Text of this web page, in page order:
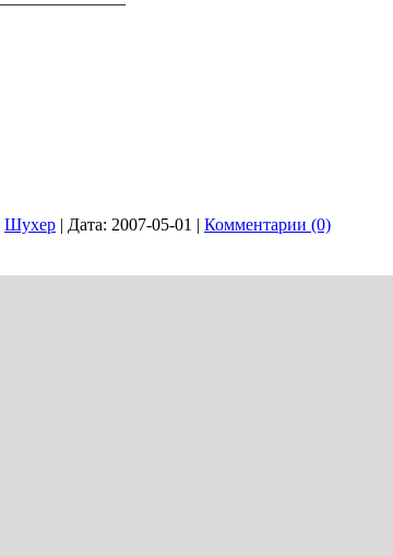
Шухер | Дата: 2007-05-01 | Комментарии (0)